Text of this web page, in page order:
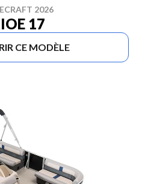
2026
17
CE MODÈLE